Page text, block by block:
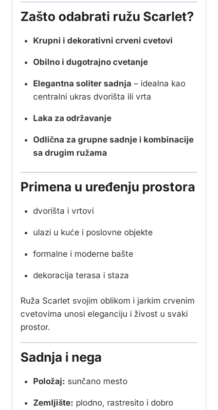
Zašto odabrati ružu Scarlet?
Krupni i dekorativni crveni cvetovi
Obilno i dugotrajno cvetanje
Elegantna soliter sadnja – idealna kao
centralni ukras dvorišta ili vrta
Laka za održavanje
Odlična za grupne sadnje i kombinacije
sa drugim ružama
Primena u uređenju prostora
dvorišta i vrtovi
ulazi u kuće i poslovne objekte
formalne i moderne bašte
dekoracija terasa i staza
Ruža Scarlet svojim oblikom i jarkim crvenim
cvetovima unosi eleganciju i živost u svaki
prostor.
Sadnja i nega
Položaj: sunčano mesto
Zemljište: plodno, rastresito i dobro